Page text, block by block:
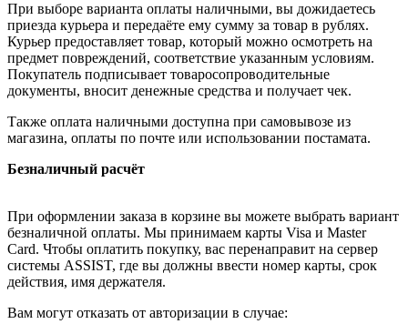
При выборе варианта оплаты наличными, вы дожидаетесь
приезда курьера и передаёте ему сумму за товар в рублях.
Курьер предоставляет товар, который можно осмотреть на
предмет повреждений, соответствие указанным условиям.
Покупатель подписывает товаросопроводительные
документы, вносит денежные средства и получает чек.
Также оплата наличными доступна при самовывозе из
магазина, оплаты по почте или использовании постамата.
Безналичный расчёт
При оформлении заказа в корзине вы можете выбрать вариант
безналичной оплаты. Мы принимаем карты Visa и Master
Card. Чтобы оплатить покупку, вас перенаправит на сервер
системы ASSIST, где вы должны ввести номер карты, срок
действия, имя держателя.
Вам могут отказать от авторизации в случае: